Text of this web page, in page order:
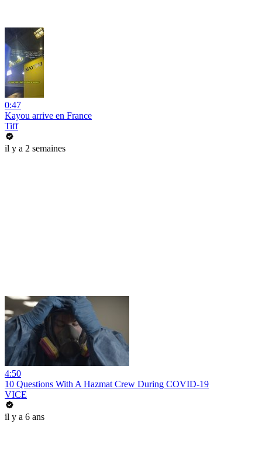
0:47
Kayou arrive en France
Tiff
il y a 2 semaines
4:50
10 Questions With A Hazmat Crew During COVID-19
VICE
il y a 6 ans